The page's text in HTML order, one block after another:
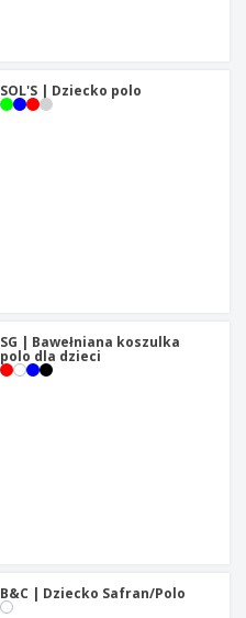
SOL'S | Dziecko polo
SG | Bawełniana koszulka
polo dla dzieci
B&C | Dziecko Safran/Polo